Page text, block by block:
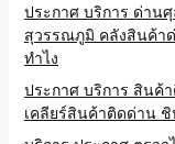
ประกาศ บริการ ด่าน
สุวรรณภูมิ คลังสินค้า
ทำไง
ประกาศ บริการ สินค้
เคลียร์สินค้าติดด่าน